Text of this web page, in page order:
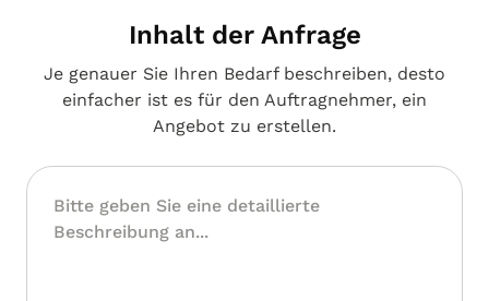
Inhalt der Anfrage
Je genauer Sie Ihren Bedarf beschreiben, desto
einfacher ist es für den Auftragnehmer, ein
Angebot zu erstellen.